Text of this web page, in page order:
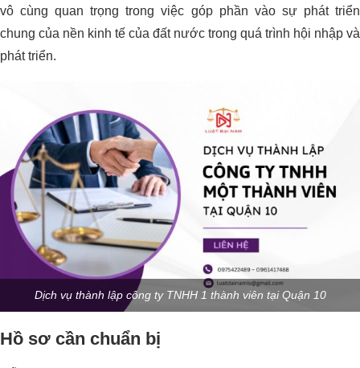
vô cùng quan trọng trong việc góp phần vào sự phát triển
chung của nền kinh tế của đất nước trong quá trình hội nhập và
phát triển.
Dịch vụ thành lập công ty TNHH 1 thành viên tại Quận 10
Hồ sơ cần chuẩn bị